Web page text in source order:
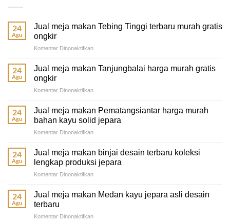
24
Agu
Jual meja makan Tebing Tinggi terbaru murah gratis
ongkir
Komentar Dinonaktifkanpada
meja
Tinggi
murah
gratis
ongkir
24
Agu
Jual meja makan Tanjungbalai harga murah gratis
ongkir
Komentar Dinonaktifkanpada
meja
makan
Tanjungbalai
harga
gratis
ongkir
24
Agu
Jual meja makan Pematangsiantar harga murah
bahan kayu solid jepara
Komentar Dinonaktifkanpada
meja
makan
Pematangsiantar
harga
bahan
jepara
24
Agu
Jual meja makan binjai desain terbaru koleksi
lengkap produksi jepara
Komentar Dinonaktifkanpada
meja
desain
24
Agu
Jual meja makan Medan kayu jepara asli desain
terbaru
Komentar Dinonaktifkanpada